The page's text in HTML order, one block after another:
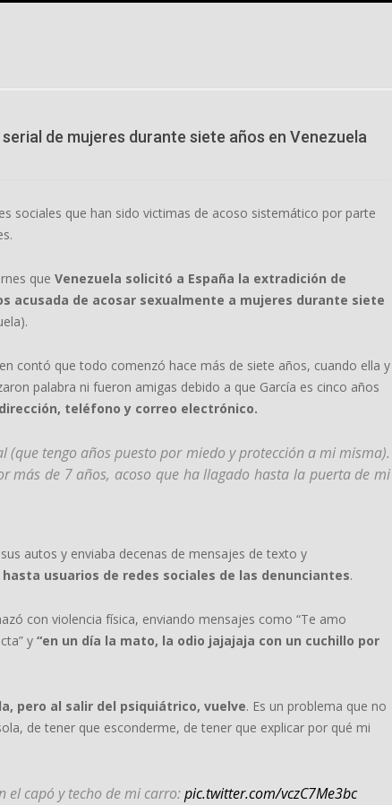
de mujeres durante siete años en Venezuela
sociales que han sido victimas de acoso sistemático por parte
que Venezuela solicitó a España la extradición de
acusada de acosar sexualmente a mujeres durante siete
contó que todo comenzó hace más de siete años, cuando ella y
palabra ni fueron amigas debido a que García es cinco años
teléfono y correo electrónico.
(que tengo años puesto por miedo y protección a mi misma).
más de 7 años, acoso que ha llagado hasta la puerta de mi
autos y enviaba decenas de mensajes de texto y
usuarios de redes sociales de las denunciantes.
con violencia física, enviando mensajes como “Te amo
y “en un día la mato, la odio jajajaja con un cuchillo por
pero al salir del psiquiátrico, vuelve. Es un problema que no
de tener que esconderme, de tener que explicar por qué mi
el capó y techo de mi carro:pic.twitter.com/vczC7Me3bc